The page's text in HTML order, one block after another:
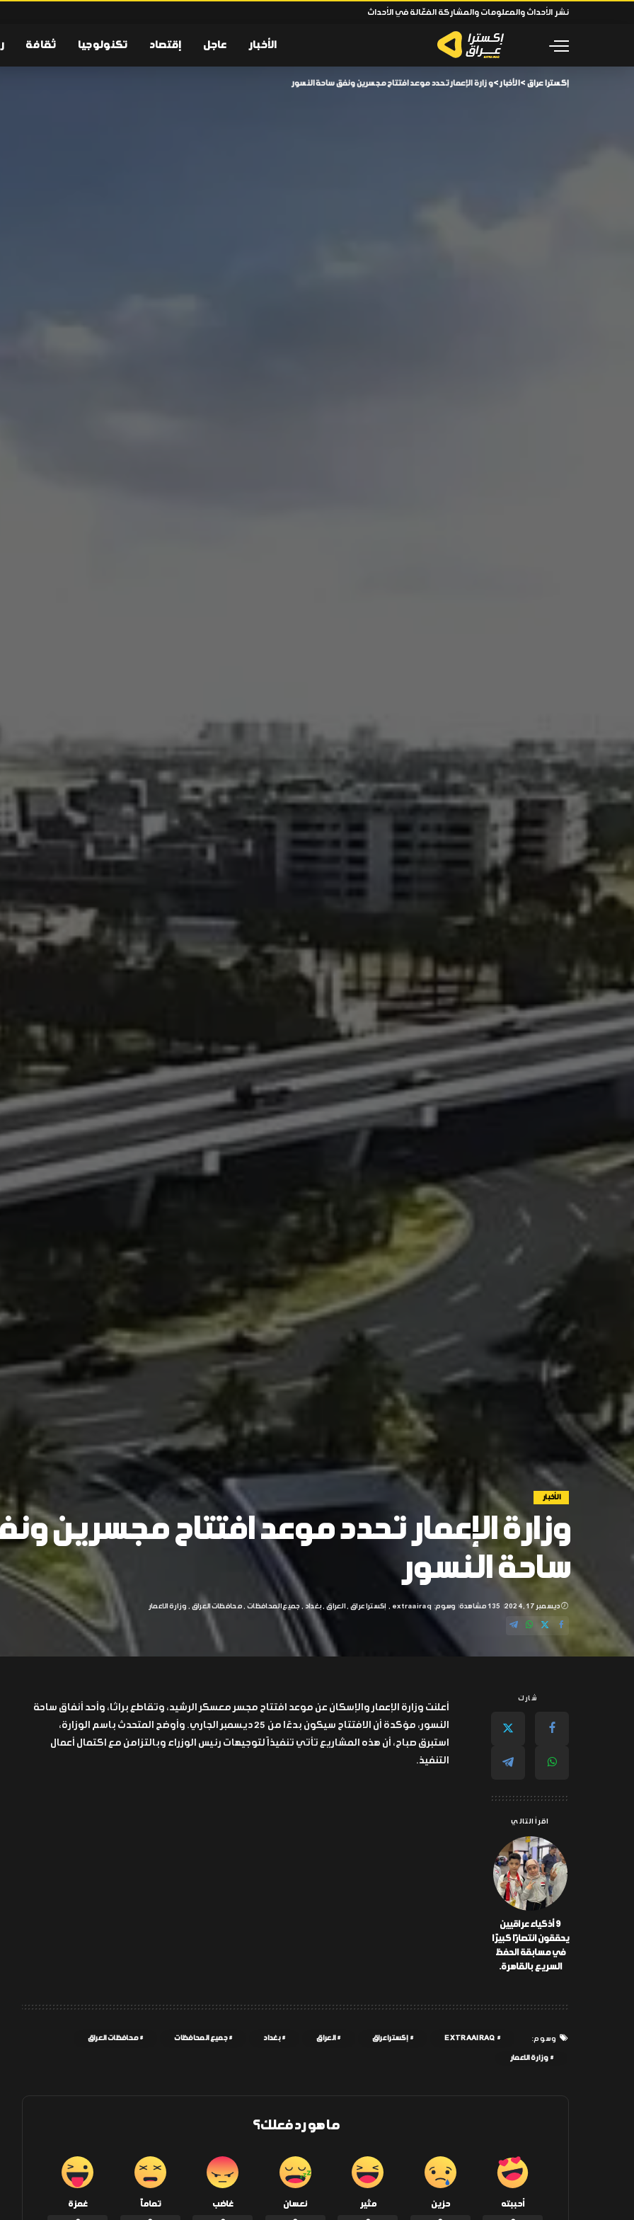
نشر الأحداث والمعلومات والمشاركة الفعّالة في الأحداث
الأخبار عاجل إقتصاد تكنولوجيا ثقافة
إكسترا عراق >الأخبار>وزارة الإعمار تحدد موعد افتتاح مجسرين ونفق ساحة النسور
الأخبار
وزارة الإعمار تحدد موعد افتتاح مجسرين
ساحة النسور
ديسمبر 17, 2024 135 مشاهدة وسوم: extraairaq إكسترا عراق العراق بغداد جميع المحافظات محافظات العراق وزارة الاعمار
شارك
اقرأ التالي
9 أذكياء عراقيين
يحققون انتصارًا كبيرًا
في مسابقة الحفظ
السريع بالقاهرة.
أعلنت وزارة الإعمار والإسكان عن موعد افتتاح مجسر معسكر الرشيد، وتقاطع براثا، وأحد أنفاق ساحة
النسور، مؤكدة أن الافتتاح سيكون بدءًا من 25 ديسمبر الجاري. وأوضح المتحدث باسم الوزارة،
استبرق صباح، أن هذه المشاريع تأتي تنفيذاً لتوجيهات رئيس الوزراء وبالتزامن مع اكتمال أعمال
التنفيذ.
وسوم: EXTRAAIRAQ إكسترا عراق العراق بغداد جميع المحافظات محافظات العراق
وزارة الاعمار
ما هو رد فعلك؟
أحببته حزين مثير نعسان غاضب تماماً غمزة